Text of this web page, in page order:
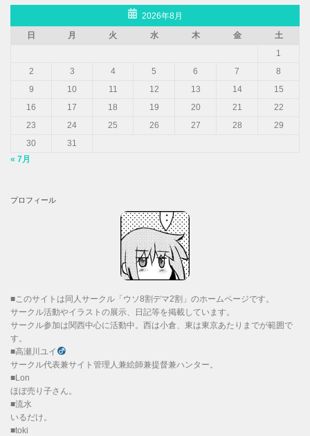
2026年8月
日
月 火 水 木 金
土
1
2
3 4 5 6 7
8
9
10 11 12 13 14
15
16
17 18 19 20 21
22
23
24 25 26 27 28
29
30
31
« 7月
プロフィール
■このサイトは同人サークル「ウソ8割デマ2割」のホームページです。
サークル活動やイラストの展示、日記等を掲載しています。
サークル参加は関西中心に活動中。西は小倉、東は東京あたりまでが範囲で
す。
■高瀬川ユイ
サークル代表兼サイト管理人兼絵師兼提督兼ハンター。
■Lon
ほぼ売り子さん。
■流水
いるだけ。
■toki